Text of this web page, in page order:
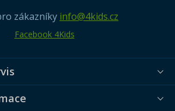
zákazníky info@4kids.cz
Facebook 4Kids